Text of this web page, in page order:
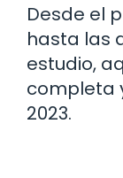
Desde el
hasta las
estudio,
completa
2023.